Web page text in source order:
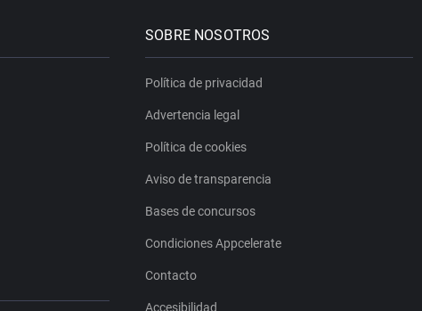
SOBRE NOSOTROS
Política de privacidad
Advertencia legal
Política de cookies
Aviso de transparencia
Bases de concursos
Condiciones Appcelerate
Contacto
Accesibilidad